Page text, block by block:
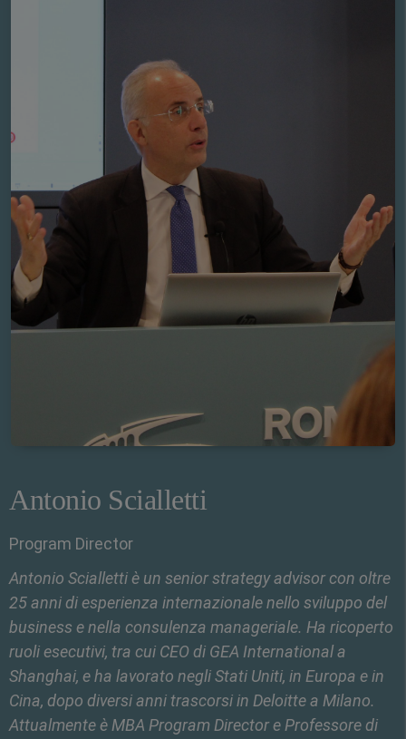
Antonio Scialletti
Program Director
Antonio Scialletti è un senior strategy advisor con oltre
25 anni di esperienza internazionale nello sviluppo del
business e nella consulenza manageriale. Ha ricoperto
ruoli esecutivi, tra cui CEO di GEA International a
Shanghai, e ha lavorato negli Stati Uniti, in Europa e in
Cina, dopo diversi anni trascorsi in Deloitte a Milano.
Attualmente è MBA Program Director e Professore di